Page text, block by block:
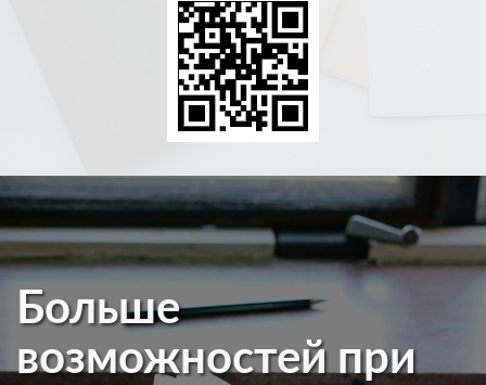
Больше
возможностей при